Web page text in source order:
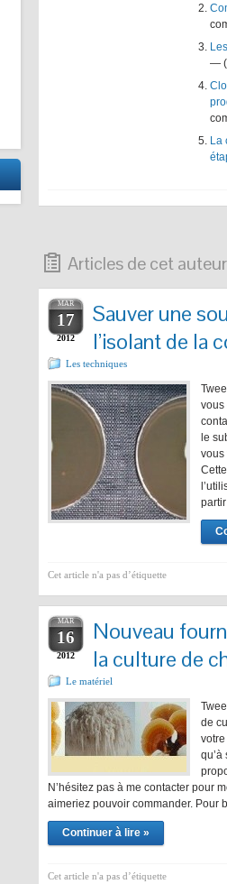
—
La
Articles de cet auteur
MAR
17
2012
Sauver une
l’isolant de la
Les techniques
vous
le
vous
Cet article n'a pas d’étiquette
MAR
16
2012
Nouveau
la culture de
Le matériel
de
qu’à
N’hésitez pas à me contacter pour
aimeriez pouvoir commander. Pour
Continuer à lire »
Cet article n'a pas d’étiquette